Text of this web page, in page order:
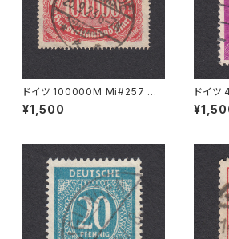
ドイツ 100000M Mi#257 使
用済み切手｜STEINHUDE 25.
9.1923
¥1,500
ドイ
み切手
41